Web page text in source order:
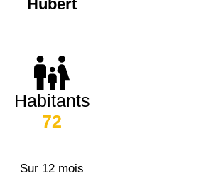
Hubert
Habitants
72
Sur 12 mois